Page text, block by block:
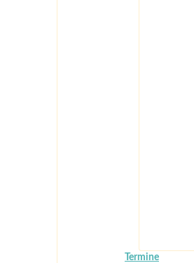
Termine